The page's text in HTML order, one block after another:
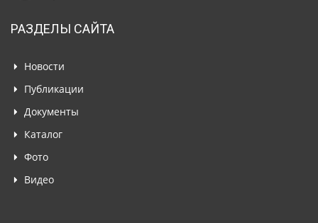
РАЗДЕЛЫ САЙТА
Новости
Публикации
Документы
Каталог
Фото
Видео